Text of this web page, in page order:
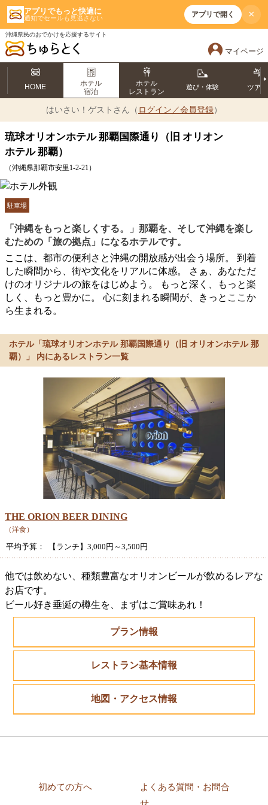
アプリでもっと快適に
通知でセールも見逃さない アプリで開く ×
沖縄県民のおでかけを応援するサイト
マイページ
HOME
ホテル
宿泊
ホテル
レストラン
遊び・体験 ツア
はいさい！ ゲストさん（ ログイン／会員登録）
琉球オリオンホテル 那覇国際通り（旧 オリオン
ホテル 那覇）
（沖縄県那覇市安里1-2-21）
駐車場
「沖縄をもっと楽しくする。」那覇を、そして沖縄を楽し
むための「旅の拠点」になるホテルです。
ここは、都市の便利さと沖縄の開放感が出会う場所。 到着
した瞬間から、街や文化をリアルに体感。 さぁ、あなただ
けのオリジナルの旅をはじめよう。 もっと深く、もっと楽
しく、もっと豊かに。 心に刻まれる瞬間が、きっとここか
ら生まれる。
ホテル「琉球オリオンホテル 那覇国際通り（旧 オリオンホテル 那
覇）」 内にあるレストラン一覧
THE ORION BEER DINING
（洋食）
平均予算： 【ランチ】3,000円～3,500円
他では飲めない、種類豊富なオリオンビールが飲めるレアな
お店です。
ビール好き垂涎の樽生を、まずはご賞味あれ！
プラン情報
レストラン基本情報
地図・アクセス情報
初めての方へ
よくある質問・お問合
せ